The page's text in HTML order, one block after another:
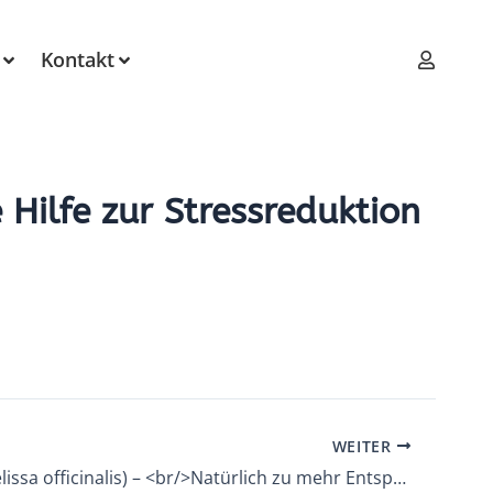
Kontakt
zur Stressreduktion
WEITER
Melisse (Melissa officinalis) – <br/>Natürlich zu mehr Entspannung und besserer Schlafqualität